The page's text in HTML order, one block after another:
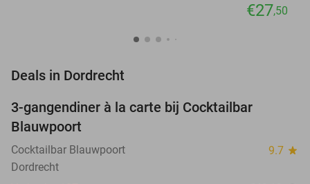
€27,50
Deals in Dordrecht
3-gangendiner à la carte bij Cocktailbar
Blauwpoort
Cocktailbar Blauwpoort 9.7 star
Dordrecht